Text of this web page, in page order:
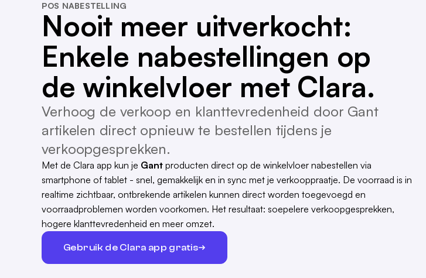
POS NABESTELLING
Nooit meer uitverkocht:
Enkele nabestellingen op
de winkelvloer met Clara.
Verhoog de verkoop en klanttevredenheid door Gant
artikelen direct opnieuw te bestellen tijdens je
verkoopgesprekken.
Met de Clara app kun je Gant producten direct op de winkelvloer nabestellen via
smartphone of tablet - snel, gemakkelijk en in sync met je verkooppraatje. De voorraad is in
realtime zichtbaar, ontbrekende artikelen kunnen direct worden toegevoegd en
voorraadproblemen worden voorkomen. Het resultaat: soepelere verkoopgesprekken,
hogere klanttevredenheid en meer omzet.
Gebruik de Clara app gratis